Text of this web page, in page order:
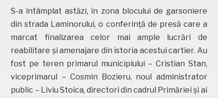
S-a întâmplat astăzi, în zona blocului de garsoniere
din strada Laminorului, o conferință de presă care a
marcat finalizarea celor mai ample lucrări de
reabilitare și amenajare din istoria acestui cartier. Au
fost pe teren primarul municipiului – Cristian Stan,
viceprimarul – Cosmin Bozieru, noul administrator
public – Liviu Stoica, directori din cadrul Primăriei și ai